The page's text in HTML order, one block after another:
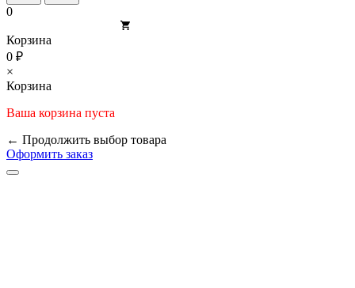
0
Корзина
0 ₽
×
Корзина
Ваша корзина пуста
← Продолжить выбор товара
Оформить заказ